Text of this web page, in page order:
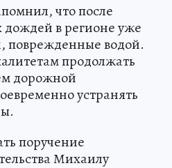
что после
в регионе уже
поврежденные водой.
продолжать
дорожной
устранять
поручение
Михаилу